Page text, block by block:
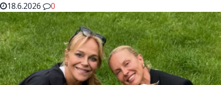
18.6.2026
0